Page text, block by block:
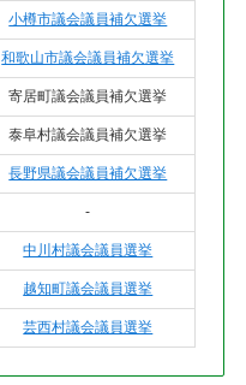
小樽市議会議員補欠選挙
和歌山市議会議員補欠選挙
寄居町議会議員補欠選挙
泰阜村議会議員補欠選挙
長野県議会議員補欠選挙
-
中川村議会議員選挙
越知町議会議員選挙
芸西村議会議員選挙